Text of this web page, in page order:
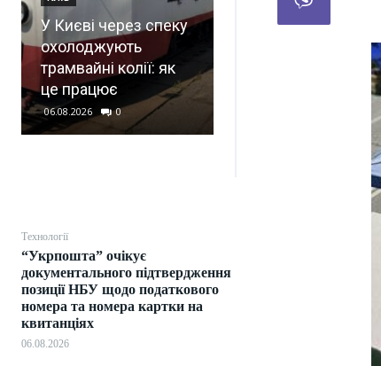
У Києві через спеку
охолоджують
трамвайні колії: як
це працює
06.08.2026 0
Чи може поліція
оштрафувати, якщо
вдома: що говорить
Технології
“Укрпошта” очікує
документального підтвердження
позиції НБУ щодо податкового
номера та номера картки на
квитанціях
06.08.2026